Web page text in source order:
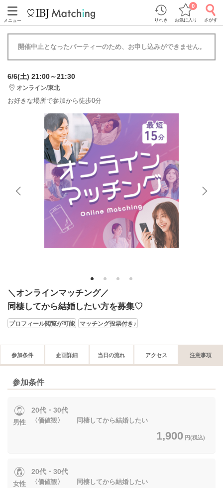
メニュー りれき お気に入り
0
さがす
開催中止となったパーティーのため、お申し込みができません。
6/6(土) 21:00～21:30
オンライン/東北
お好きな場所で参加から徒歩0分
1 2 3 4
＼オンラインマッチング／
同棲してから結婚したい方を募集♡
プロフィール閲覧が可能 マッチング投票付き♪
参加条件 企画詳細 当日の流れ アクセス 注意事項
参加条件
男性
20代・30代
〈価値観〉 同棲してから結婚したい
1,900 円(税込)
女性
20代・30代
〈価値観〉 同棲してから結婚したい